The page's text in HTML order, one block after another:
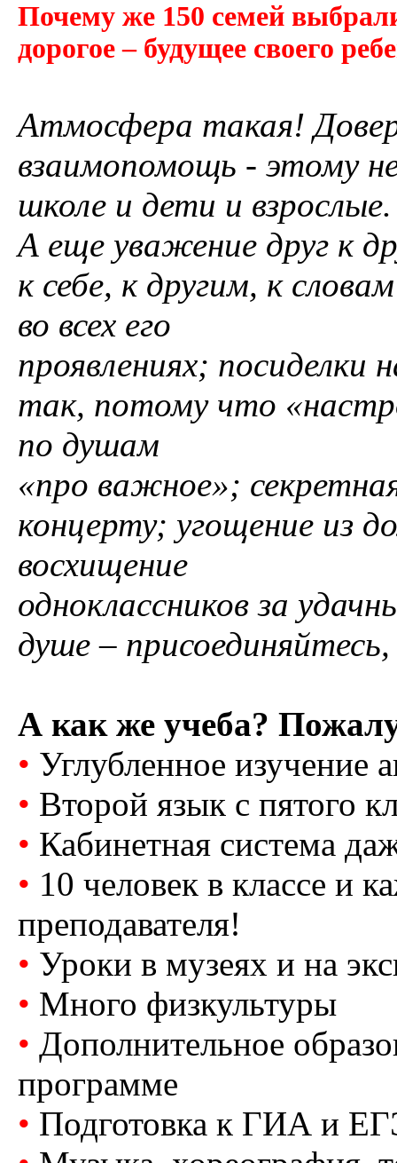
Почему же 150 семей
дорогое – будущее своего
Атмосфера такая!
взаимопомощь - этому
школе и дети и взрослые.
А еще уважение друг к
к себе, к другим, к
во всех его
проявлениях;
так, потому что
по душам
«про важное»;
концерту; угощение из
восхищение
одноклассников за
душе –
А как же учеба?
• Углубленное изучение
• Второй язык с пятого
• Кабинетная система
• 10 человек в классе и
преподавателя!
• Уроки в музеях и на
• Много физкультуры
• Дополнительное
программе
• Подготовка к ГИА и